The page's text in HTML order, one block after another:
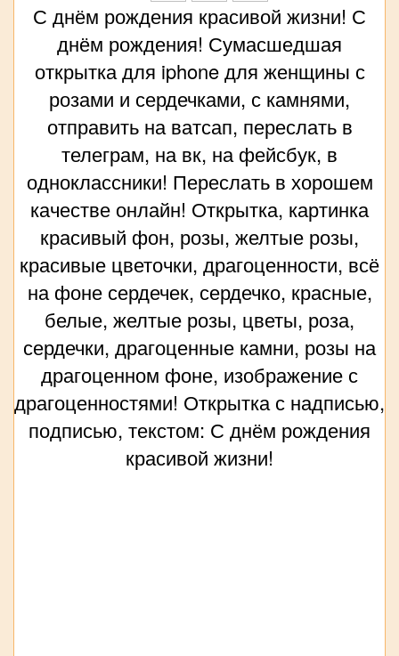
С днём рождения красивой жизни! С
днём рождения! Сумасшедшая
открытка для iphone для женщины с
розами и сердечками, с камнями,
отправить на ватсап, переслать в
телеграм, на вк, на фейсбук, в
одноклассники! Переслать в хорошем
качестве онлайн! Открытка, картинка
красивый фон, розы, желтые розы,
красивые цветочки, драгоценности, всё
на фоне сердечек, сердечко, красные,
белые, желтые розы, цветы, роза,
сердечки, драгоценные камни, розы на
драгоценном фоне, изображение с
драгоценностями! Открытка с надписью,
подписью, текстом: С днём рождения
красивой жизни!